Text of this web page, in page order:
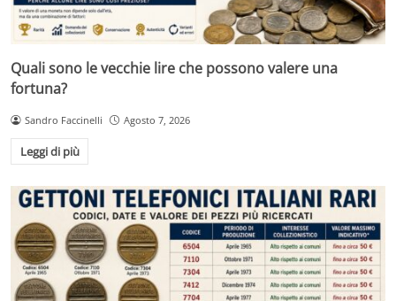
Quali sono le vecchie lire che possono valere una
fortuna?
Sandro Faccinelli Agosto 7, 2026
Leggi di più